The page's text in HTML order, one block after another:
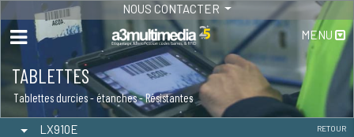
NOUS CONTACTER
MENU
TABLETTES
Tablettes durcies - étanches - Résistantes
LX910E RETOUR